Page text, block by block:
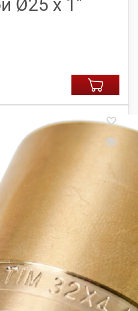
Ø25 х 1″